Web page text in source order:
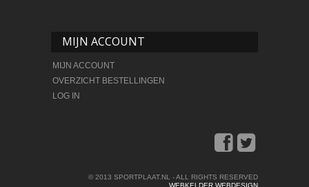
MIJN ACCOUNT
MIJN ACCOUNT
OVERZICHT BESTELLINGEN
LOG IN
© 2013 SPORTPLAAT.NL - ALL RIGHTS RESERVED
WEBKELDER WEBDESIGN